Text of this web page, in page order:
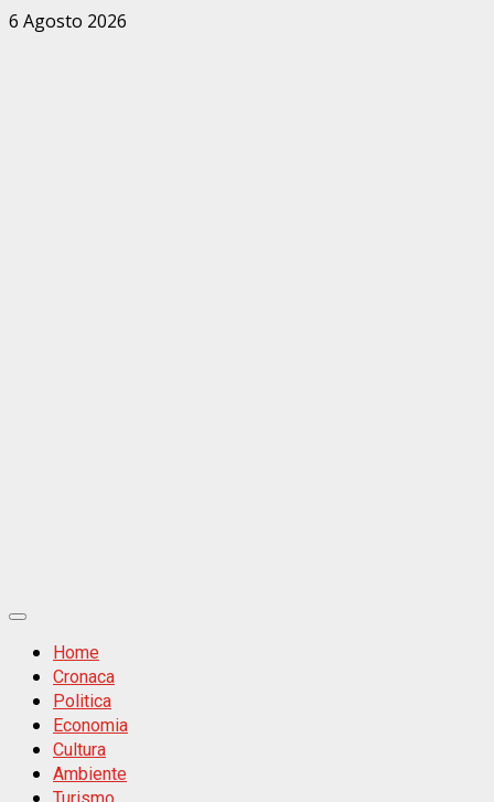
Zum
6 Agosto 2026
Primäres
MenüHome
Cronaca
Politica
Economia
Cultura
Ambiente